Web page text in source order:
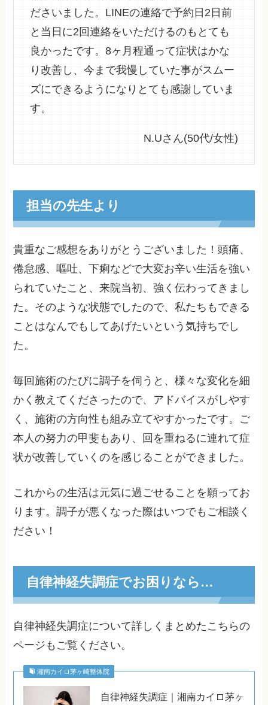
ださいました。LINEの連絡で予約日2日前
と当日に2回連絡をいただけるのもとても
良かったです。8ヶ月程通って症状はかな
り改善し、今まで我慢していた事がスムー
ズにできるようになりとても感謝していま
す。
N.Uさん(50代/女性)
担当の先生より
貴重なご感想をありがとうございました！頭痛、
倦怠感、嘔吐、下痢などで大変お辛い生活を強い
られていたこと、来院当初、強く伝わってきまし
た。そのような状態でしたので、私たちもできる
ことはなんでもしてあげたいという気持ちでし
た。
毎回施術のたびに調子を伺うと、様々な変化を細
かく教えてくださったので、アドバイスがしやす
く、施術の方向性も組み立てやすかったです。ご
本人の努力の甲斐もあり、回を重ねるに連れて症
状が改善していくのを感じることができました。
これからの生活は元気に過ごせることを願ってお
ります。調子が悪くなった際はいつでもご相談く
ださい！
自律神経失調症でお困りなら…
自律神経失調症について詳しくまとめたこちらの
ページもご覧ください。
湘南カイロ茅ヶ崎整体院
自律神経失調症｜湘南カイロ茅ヶ